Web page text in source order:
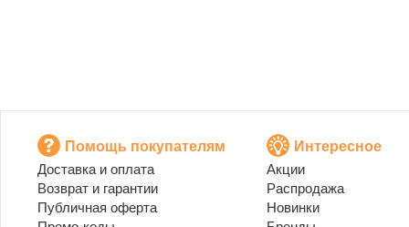
Помощь покупателям
Доставка и оплата
Возврат и гарантии
Публичная оферта
Интересное
Акции
Распродажа
Новинки